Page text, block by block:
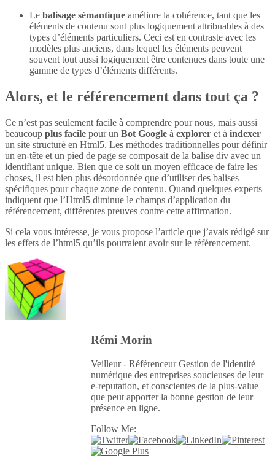
Le balisage sémantique améliore la cohérence, tant que les
éléments de contenu sont plus logiquement attribuables à des
types d’éléments particuliers. Ceci est en contraste avec les
modèles plus anciens, dans lequel les éléments peuvent
souvent tout aussi logiquement être contenues dans toute une
gamme de types d’éléments différents.
Alors, et le référencement dans tout ça ?
Ce n’est pas seulement facile à comprendre pour nous, mais aussi
beaucoup plus facile pour un Bot Google à explorer et à indexer
un site structuré en Html5. Les méthodes traditionnelles pour définir
un en-tête et un pied de page se composait de la balise div avec un
identifiant unique. Bien que ce soit un moyen efficace de faire les
choses, il est bien plus désordonnée que d’utiliser des balises
spécifiques pour chaque zone de contenu. Quand quelques experts
indiquent que l’Html5 diminue le champs d’application du
référencement, différentes preuves contre cette affirmation.
Si cela vous intéresse, je vous propose l’article que j’avais rédigé sur
les effets de l’html5 qu’ils pourraient avoir sur le référencement.
Rémi Morin
Veilleur - Référenceur Gestion de l'identité
numérique des entreprises soucieuses de leur
e-reputation, et conscientes de la plus-value
que peut apporter la bonne gestion de leur
présence en ligne.
Follow Me: